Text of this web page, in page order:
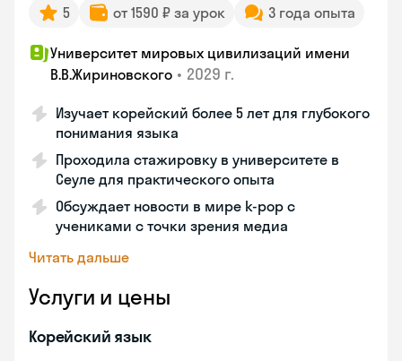
5 от 1590 ₽ за урок 3 года опыта
Университет мировых цивилизаций имени
В.В.Жириновского • 2029 г.
Изучает корейский более 5 лет для глубокого
понимания языка
Проходила стажировку в университете в
Сеуле для практического опыта
Обсуждает новости в мире k-pop с
учениками с точки зрения медиа
Читать дальше
Услуги и цены
Корейский язык